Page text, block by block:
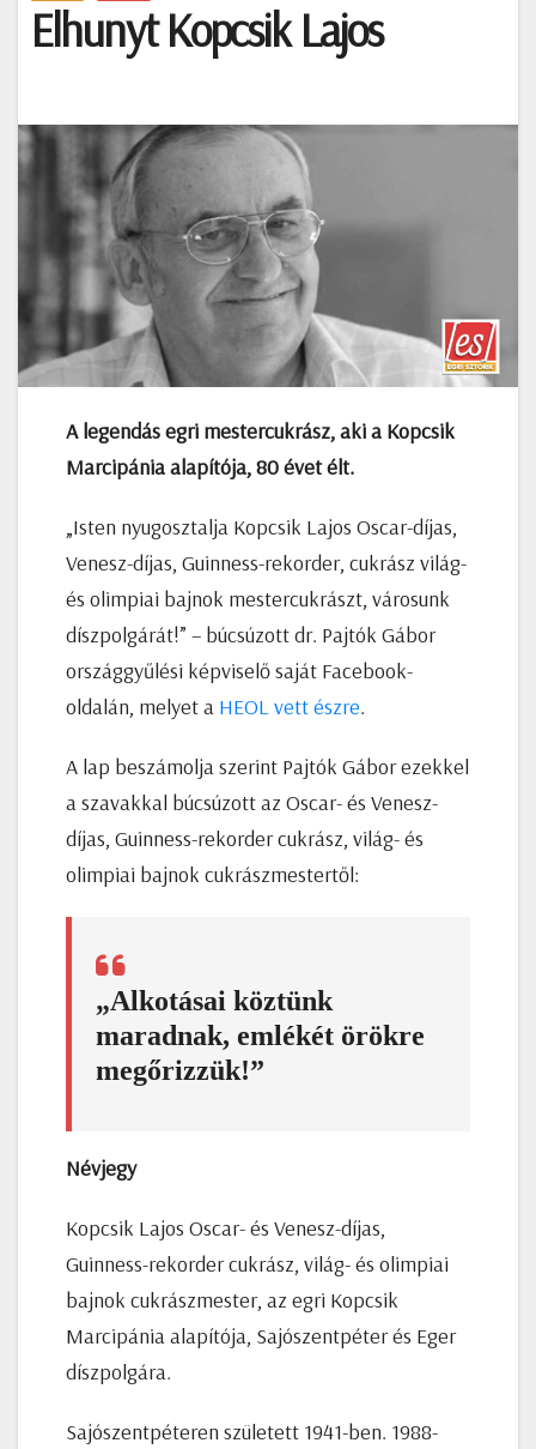
Elhunyt Kopcsik Lajos
A legendás egri mestercukrász, aki a Kopcsik
Marcipánia alapítója, 80 évet élt.
„Isten nyugosztalja Kopcsik Lajos Oscar-díjas,
Venesz-díjas, Guinness-rekorder, cukrász világ-
és olimpiai bajnok mestercukrászt, városunk
díszpolgárát!” – búcsúzott dr. Pajtók Gábor
országgyűlési képviselő saját Facebook-
oldalán, melyet a HEOL vett észre.
A lap beszámolja szerint Pajtók Gábor ezekkel
a szavakkal búcsúzott az Oscar- és Venesz-
díjas, Guinness-rekorder cukrász, világ- és
olimpiai bajnok cukrászmestertől:
„Alkotásai köztünk
maradnak, emlékét örökre
megőrizzük!”
Névjegy
Kopcsik Lajos Oscar- és Venesz-díjas,
Guinness-rekorder cukrász, világ- és olimpiai
bajnok cukrászmester, az egri Kopcsik
Marcipánia alapítója, Sajószentpéter és Eger
díszpolgára.
Sajószentpéteren született 1941-ben. 1988-